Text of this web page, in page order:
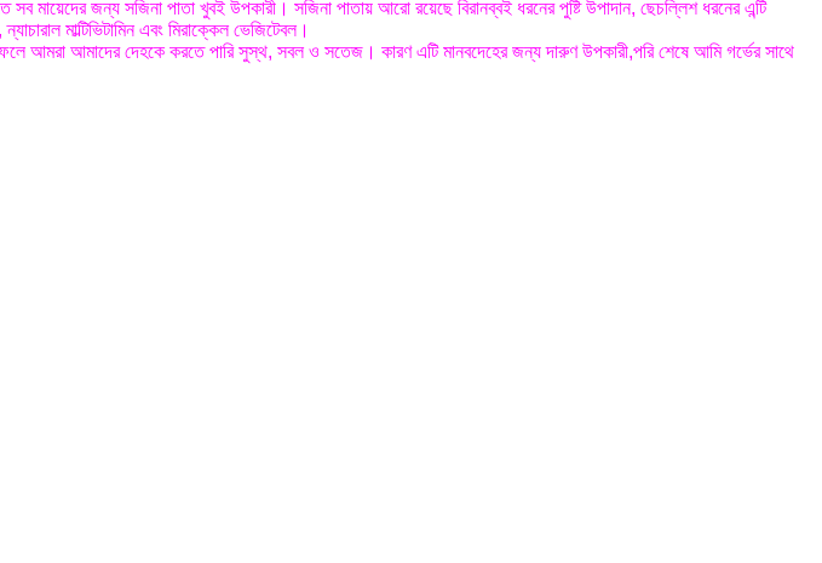
সব মায়েদের জন্য সজিনা পাতা খুবই উপকারী। সজিনা পাতায় আরো রয়েছে বিরানব্বই ধরনের পুষ্টি উপাদান, ছেচল্লিশ ধরনের এন্টি
মাল্টিভিটামিন এবং মিরাক্কেল ভেজিটেবল।
ফলে আমরা আমাদের দেহকে করতে পারি সুস্থ, সবল ও সতেজ। কারণ এটি মানবদেহের জন্য দারুণ উপকারী,পরি শেষে আমি গর্ভের সাথে